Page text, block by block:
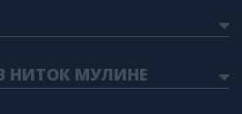
НИТОК МУЛИНЕ